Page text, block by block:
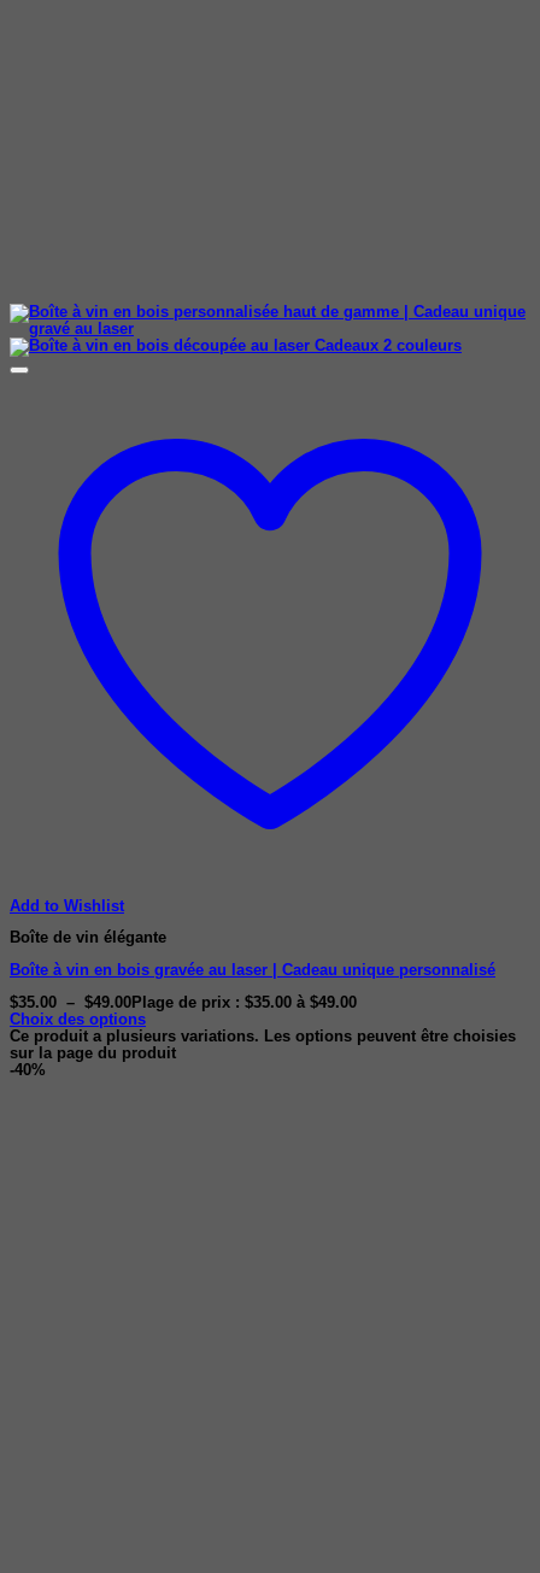
Add to Wishlist
Boîte de vin élégante
Boîte à vin en bois gravée au laser | Cadeau unique personnalisé
$35.00 – $49.00 Plage de prix : $35.00 à $49.00
Choix des options
Ce produit a plusieurs variations. Les options peuvent être choisies
sur la page du produit
-40%